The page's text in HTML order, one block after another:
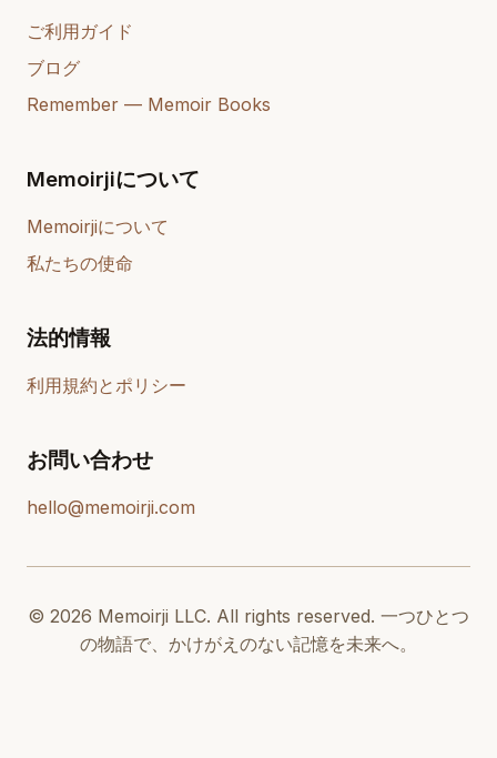
ご利用ガイド
ブログ
Remember — Memoir Books
Memoirjiについて
Memoirjiについて
私たちの使命
法的情報
利用規約とポリシー
お問い合わせ
hello@memoirji.com
© 2026 Memoirji LLC. All rights reserved. 一つひとつ
の物語で、かけがえのない記憶を未来へ。